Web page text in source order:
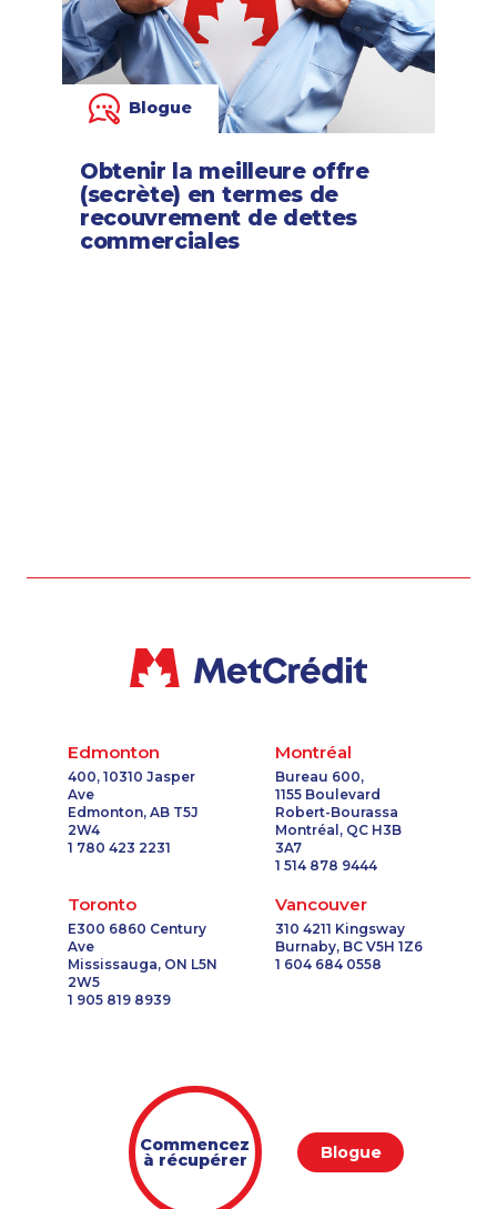
Blogue
Obtenir la meilleure offre
(secrète) en termes de
recouvrement de dettes
commerciales
Edmonton
400, 10310 Jasper
Ave
Edmonton, AB T5J
2W4
1 780 423 2231
Montréal
Bureau 600,
1155 Boulevard
Robert-Bourassa
Montréal, QC H3B
3A7
1 514 878 9444
Toronto
E300 6860 Century
Ave
Mississauga, ON L5N
2W5
1 905 819 8939
Vancouver
310 4211 Kingsway
Burnaby, BC V5H 1Z6
1 604 684 0558
Commencez
à récupérer Blogue